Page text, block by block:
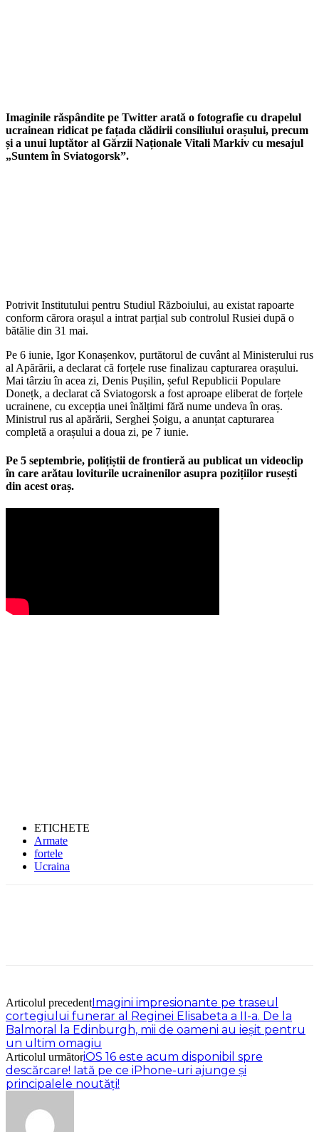
Imaginile răspândite pe Twitter arată o fotografie cu drapelul
ucrainean ridicat pe fațada clădirii consiliului orașului, precum
și a unui luptător al Gărzii Naționale Vitali Markiv cu mesajul
„Suntem în Sviatogorsk”.
Potrivit Institutului pentru Studiul Războiului, au existat rapoarte
conform cărora orașul a intrat parțial sub controlul Rusiei după o
bătălie din 31 mai.
Pe 6 iunie, Igor Konașenkov, purtătorul de cuvânt al Ministerului rus
al Apărării, a declarat că forțele ruse finalizau capturarea orașului.
Mai târziu în acea zi, Denis Pușilin, șeful Republicii Populare
Donețk, a declarat că Sviatogorsk a fost aproape eliberat de forțele
ucrainene, cu excepția unei înălțimi fără nume undeva în oraș.
Ministrul rus al apărării, Serghei Șoigu, a anunțat capturarea
completă a orașului a doua zi, pe 7 iunie.
Pe 5 septembrie, polițiștii de frontieră au publicat un videoclip
în care arătau loviturile ucrainenilor asupra pozițiilor rusești
din acest oraș.
ETICHETE
Armate
fortele
Ucraina
Articolul precedentImagini impresionante pe traseul
cortegiului funerar al Reginei Elisabeta a II-a. De la
Balmoral la Edinburgh, mii de oameni au ieșit pentru
un ultim omagiu
Articolul următoriOS 16 este acum disponibil spre
descărcare! Iată pe ce iPhone-uri ajunge și
principalele noutăți!